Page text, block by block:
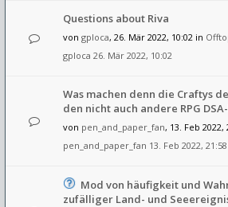
Questions about Riva
von gploca, 26. Mär 2022, 10:02 in
gploca 26. Mär 2022, 10:02
Was machen denn die Craftys
den nicht auch andere RPG
von pen_and_paper_fan, 13. Feb 2022,
pen_and_paper_fan 13. Feb 2022, 21:58
Mod von häufigkeit und
zufälliger Land- und